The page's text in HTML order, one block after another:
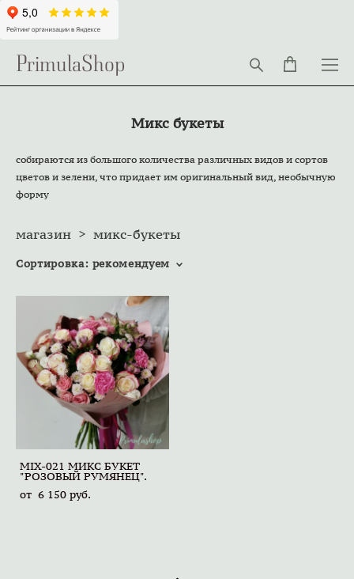
PrimulaShop
Микс букеты
собираются из большого количества различных видов и сортов
цветов и зелени, что придает им оригинальный вид, необычную
форму
магазин > микс-букеты
Сортировка: рекомендуем
MIX-021 МИКС БУКЕТ
"РОЗОВЫЙ РУМЯНЕЦ".
от 6 150 pуб.